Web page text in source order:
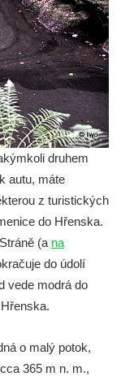
druhem
autu, máte
z turistických
do Hřenska.
(a na
do údolí
vede modrá do
o malý potok,
365 m n. m.,